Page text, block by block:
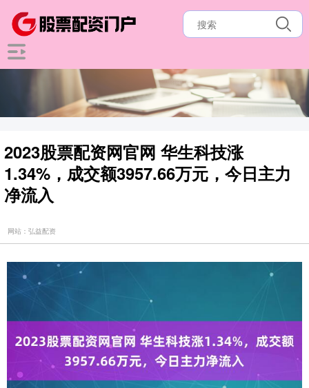
2023股票配资网官网 华生科技涨
1.34%，成交额3957.66万元，今日主力
净流入
网站：弘益配资